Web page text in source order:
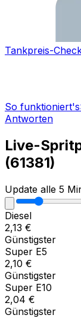
Tankpreis-
So funktioniert's
Antworten
Live-
(61381)
Update alle 5
Diesel
2,13 €
Günstigster
Super E5
2,10 €
Günstigster
Super E10
2,04 €
Günstigster